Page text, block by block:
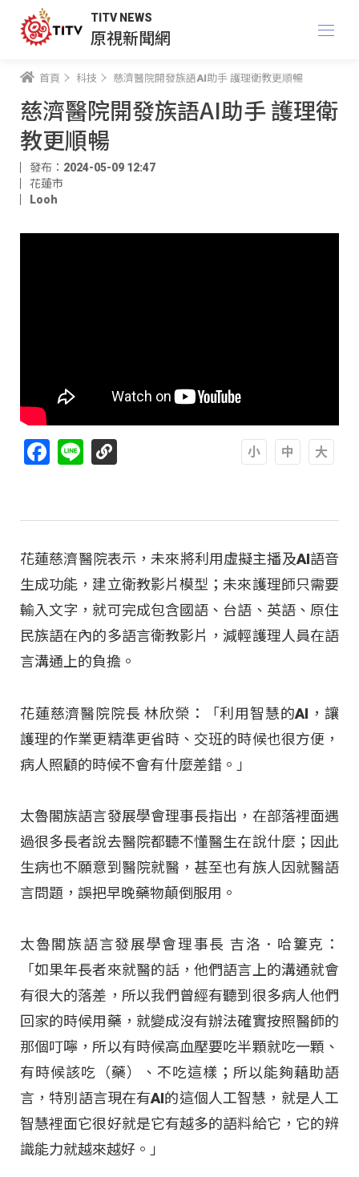
TITV NEWS
原視新聞網
首頁 科技 慈濟醫院開發族語AI助手 護理衛教更順暢
慈濟醫院開發族語AI助手 護理衛
教更順暢
發布：2024-05-09 12:47
花蓮市
Looh
Facebook
Line
花蓮慈濟醫院表示，未來將利用虛擬主播及AI語音
生成功能，建立衛教影片模型；未來護理師只需要
輸入文字，就可完成包含國語、台語、英語、原住
民族語在內的多語言衛教影片，減輕護理人員在語
言溝通上的負擔。
花蓮慈濟醫院院長 林欣榮：「利用智慧的AI，讓
護理的作業更精準更省時、交班的時候也很方便，
病人照顧的時候不會有什麼差錯。」
太魯閣族語言發展學會理事長指出，在部落裡面遇
過很多長者說去醫院都聽不懂醫生在說什麼；因此
生病也不願意到醫院就醫，甚至也有族人因就醫語
言問題，誤把早晚藥物顛倒服用。
太魯閣族語言發展學會理事長 吉洛．哈簍克：
「如果年長者來就醫的話，他們語言上的溝通就會
有很大的落差，所以我們曾經有聽到很多病人他們
回家的時候用藥，就變成沒有辦法確實按照醫師的
那個叮嚀，所以有時候高血壓要吃半顆就吃一顆、
有時候該吃（藥）、不吃這樣；所以能夠藉助語
言，特別語言現在有AI的這個人工智慧，就是人工
智慧裡面它很好就是它有越多的語料給它，它的辨
識能力就越來越好。」